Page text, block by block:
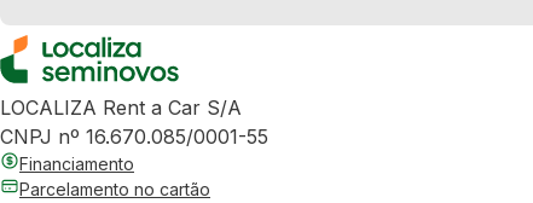
LOCALIZA Rent a Car S/A
CNPJ nº 16.670.085/0001-55
Financiamento
Parcelamento no cartão